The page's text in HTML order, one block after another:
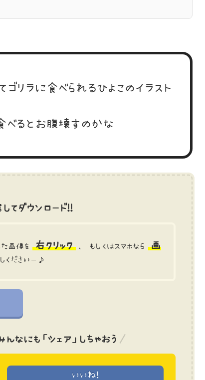
リラに食べられるひよこのイラスト
るとお腹壊すのかな
てダウンロード!!
画像を 右クリック 、 もしくはスマホなら
画
くださいー♪
んなにも「シェア」しちゃおう
いいね!